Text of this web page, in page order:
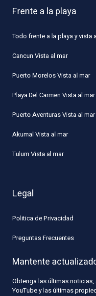
Frente a la playa
Todo frente a la playa y vista
Cancun Vista al mar
Puerto Morelos Vista al mar
Playa Del Carmen Vista al mar
Puerto Aventuras Vista al mar
Akumal Vista al mar
Tulum Vista al mar
Legal
Politica de Privacidad
Preguntas Frecuentes
Mantente
Obtenga las últimas
YouTube y las últimas